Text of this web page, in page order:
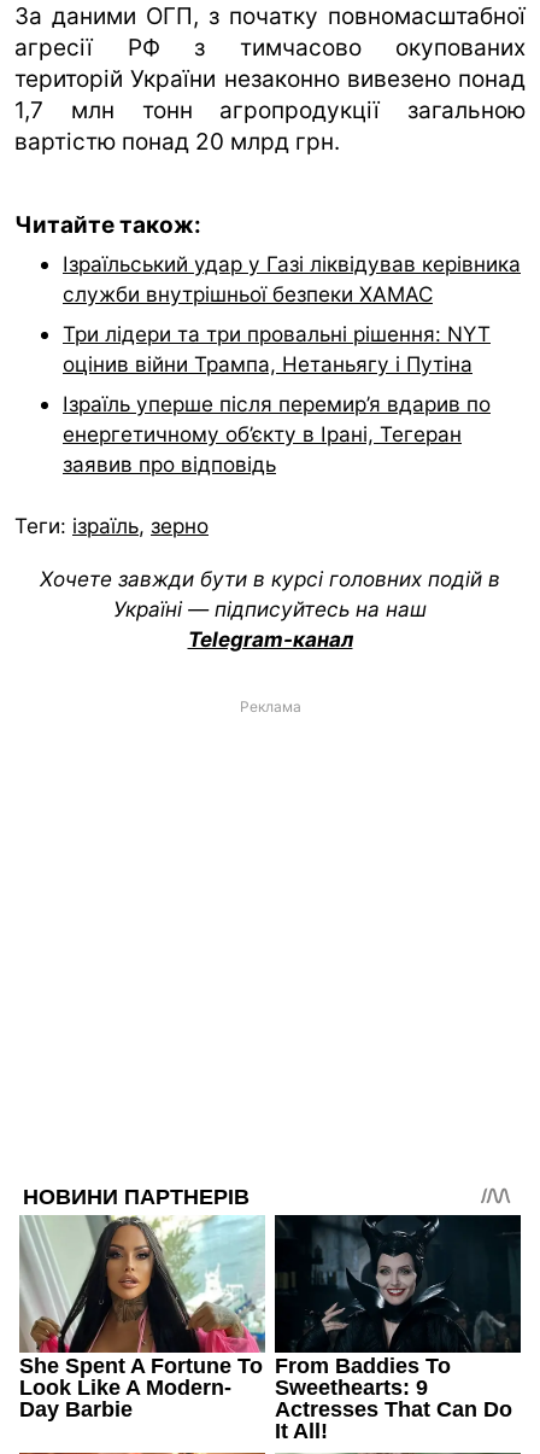
За даними ОГП, з початку повномасштабної
агресії РФ з тимчасово окупованих
територій України незаконно вивезено понад
1,7 млн тонн агропродукції загальною
вартістю понад 20 млрд грн.
Читайте також:
Ізраїльський удар у Газі ліквідував керівника
служби внутрішньої безпеки ХАМАС
Три лідери та три провальні рішення: NYT
оцінив війни Трампа, Нетаньягу і Путіна
Ізраїль уперше після перемир’я вдарив по
енергетичному об’єкту в Ірані, Тегеран
заявив про відповідь
Теги: ізраїль, зерно
Хочете завжди бути в курсі головних подій в
Україні — підписуйтесь на наш
Telegram-канал
Реклама